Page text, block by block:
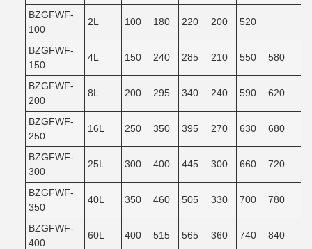
BZGFWF-
100
2L 100 180 220 200 520
BZGFWF-
150
4L 150 240 285 210 550 580
BZGFWF-
200
8L 200 295 340 240 590 620
BZGFWF-
250
16L 250 350 395 270 630 680
BZGFWF-
300
25L 300 400 445 300 660 720
BZGFWF-
350
40L 350 460 505 330 700 780
BZGFWF-
400
60L 400 515 565 360 740 840